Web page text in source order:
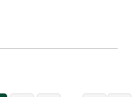
zamjenicom župana